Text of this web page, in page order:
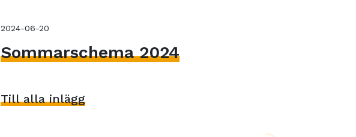
2024-06-20
Sommarschema 2024
Till alla inlägg